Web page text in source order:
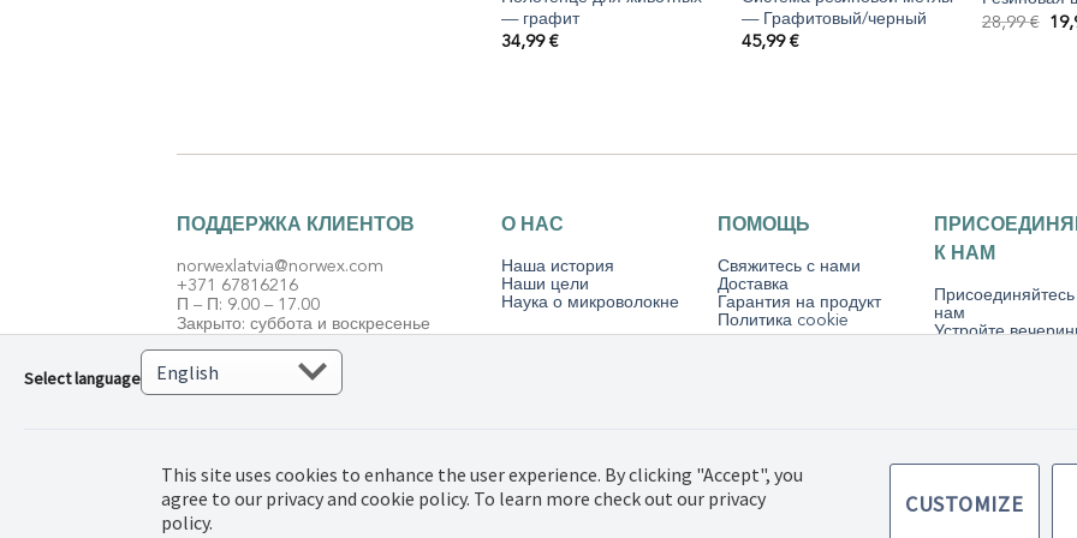
— графит
34,99€
— Графитовый/черный
45,99€
28,99€
цена
ПОДДЕРЖКА КЛИЕНТОВ
norwexlatvia@norwex.com
+371 67816216
П – П: 9.00 – 17.00
Закрыто: суббота и воскресенье
О НАС
Наша история
Наши цели
Наука о микроволокне
ПОМОЩЬ
Свяжитесь с нами
Доставка
Гарантия на продукт
Политика cookie
К НАМ
Присоединяйтесь
нам
Устройте
© 2022 Norwex Baltic SIA, Все права
защищены.
Правила купли-
продажи товаров
Политика
Select language
This site uses cookies to enhance the user experience. By clicking "Accept", you
agree to our privacy and cookie policy. To learn more check out our privacy
policy.
CUSTOMIZE